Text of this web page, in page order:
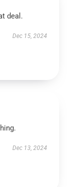
deal.
Dec 15, 2024
Dec 13, 2024